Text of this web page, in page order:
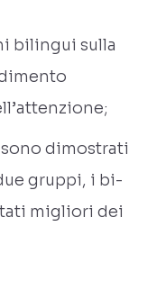
bilingui sulla
dimostrati
gruppi, i bi-
migliori dei